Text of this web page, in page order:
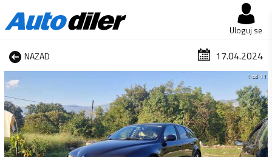
Uloguj se
NAZAD 17.04.2024
1 od 11